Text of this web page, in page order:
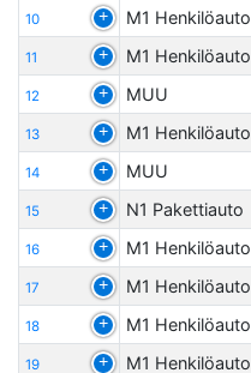
10 M1 Henkilöauto
11 M1 Henkilöauto
12 MUU
13 M1 Henkilöauto
14 MUU
15 N1 Pakettiauto
16 M1 Henkilöauto
17 M1 Henkilöauto
18 M1 Henkilöauto
19 M1 Henkilöauto